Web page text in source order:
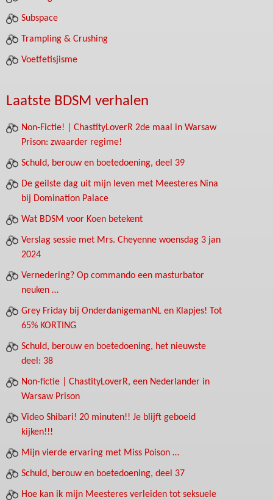
Subspace
Trampling & Crushing
Voetfetisjisme
Laatste BDSM verhalen
Non-Fictie! | ChastityLoverR 2de maal in Warsaw
Prison: zwaarder regime!
Schuld, berouw en boetedoening, deel 39
De geilste dag uit mijn leven met Meesteres Nina
bij Domination Palace
Wat BDSM voor Koen betekent
Verslag sessie met Mrs. Cheyenne woensdag 3 jan
2024
Vernedering? Op commando een masturbator
neuken …
Grey Friday bij OnderdanigemanNL en Klapjes! Tot
65% KORTING
Schuld, berouw en boetedoening, het nieuwste
deel: 38
Non-fictie | ChastityLoverR, een Nederlander in
Warsaw Prison
Video Shibari! 20 minuten!! Je blijft geboeid
kijken!!!
Mijn vierde ervaring met Miss Poison …
Schuld, berouw en boetedoening, deel 37
Hoe kan ik mijn Meesteres verleiden tot seksuele